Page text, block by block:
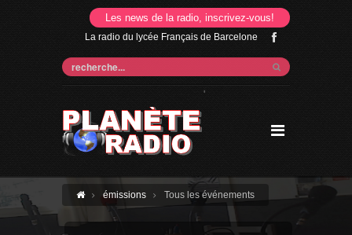
Les news de la radio, inscrivez-vous!
La radio du lycée Français de Barcelone
'
émissions Tous les événements